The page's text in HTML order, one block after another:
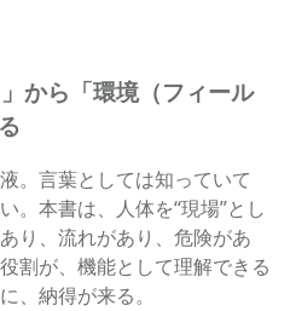
から「環境（フィール
。言葉としては知っていて
。本書は、人体を“現場”とし
り、流れがあり、危険があ
割が、機能として理解できる
、納得が来る。